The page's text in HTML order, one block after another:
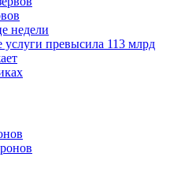
недели
превысила 113 млрд